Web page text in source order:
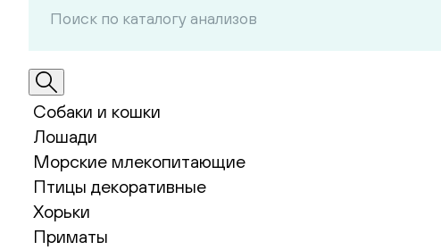
Собаки и кошки
Лошади
Морские млекопитающие
Птицы декоративные
Хорьки
Приматы